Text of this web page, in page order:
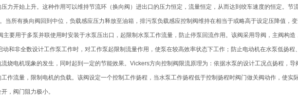
压力开始上升。这种作用可以维持节流环（换向阀）进出口的压力恒定，流量恒定，从而达到绞车速度的恒定。节
当所有换向阀回到中位，负载感应压力释放至油箱，排污泵负载感应控制阀维持在相当于或略高于设定压降值，
主要用于多泵并联使用时安装于水泵压出口，起限制水泵工作流量，防止停泵回流作用。该阀采用导阀，主阀构
动和非全数设计工作泵工作时，对工作泵起限制流量作用，使泵在较高效率状态下工作；防止电动机在水泵低扬
烧电机现象的发生，同时起到一定的节能效果。Vickers方向控制阀限流原理为：依据水泵的设计工况点扬程，
作流量，限制电机的负载。该阀设定一个控制工作扬程，当水泵工作扬程低于控制扬程时阀门做关阀动作，使实
，阀门阻力极小。